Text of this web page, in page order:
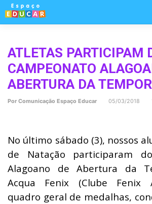
Skip
content
ATLETAS PARTICIPAM
CAMPEONATO
ABERTURA DA
Por Comunicação Espaço Educar 05/03/2018
No último sábado (3), nossos
de Natação participaram
Alagoano de Abertura da
Acqua Fenix (Clube Fenix
quadro geral de medalhas,